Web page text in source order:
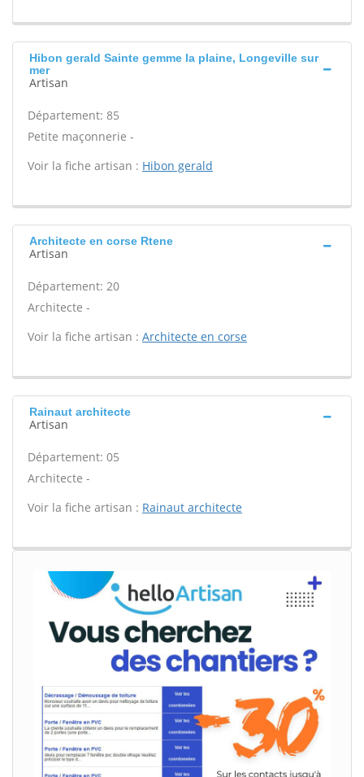
Hibon gerald Sainte gemme la plaine, Longeville sur
mer
Artisan
Département: 85
Petite maçonnerie -
Voir la fiche artisan : Hibon gerald
Architecte en corse Rtene
Artisan
Département: 20
Architecte -
Voir la fiche artisan : Architecte en corse
Rainaut architecte
Artisan
Département: 05
Architecte -
Voir la fiche artisan : Rainaut architecte